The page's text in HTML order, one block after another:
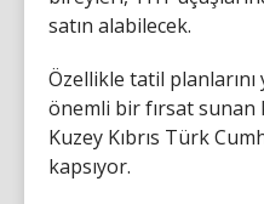
satın alabilecek.
Özellikle tatil
önemli bir fırsat sunan
Kuzey Kıbrıs Türk
kapsıyor.